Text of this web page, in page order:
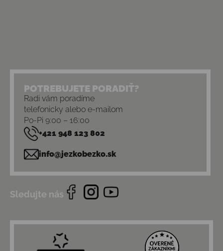
POTREBUJETE PORADIŤ?
Radi vám poradíme
telefonicky alebo e-mailom
Po-Pi 9:00 – 16:00
+421 948 123 802
info@jezkobezko.sk
Sledujte nás